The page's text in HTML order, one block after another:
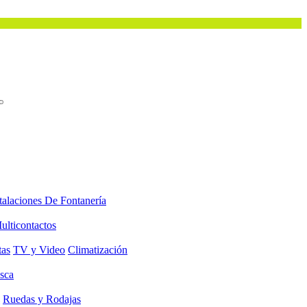
De Fontanería
TV y Video Climatización
Ruedas y Rodajas